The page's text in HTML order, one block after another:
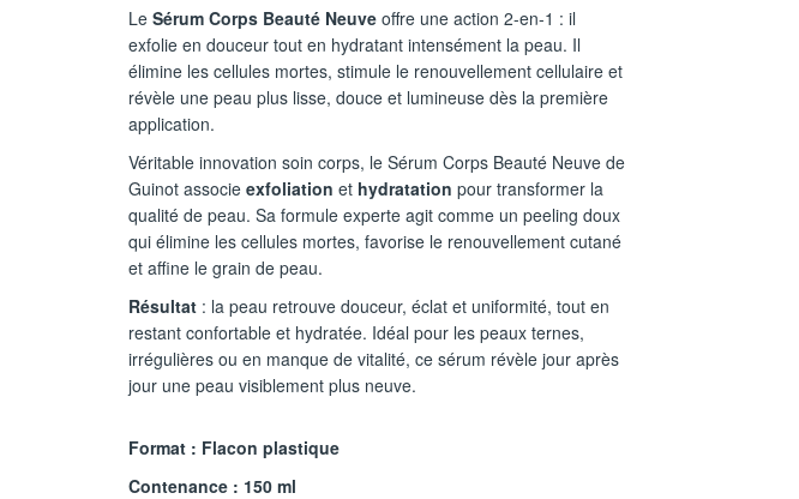
Le Sérum Corps Beauté Neuve offre une action 2-en-1 : il
exfolie en douceur tout en hydratant intensément la peau. Il
élimine les cellules mortes, stimule le renouvellement cellulaire et
révèle une peau plus lisse, douce et lumineuse dès la première
application.
Véritable innovation soin corps, le Sérum Corps Beauté Neuve de
Guinot associe exfoliation et hydratation pour transformer la
qualité de peau. Sa formule experte agit comme un peeling doux
qui élimine les cellules mortes, favorise le renouvellement cutané
et affine le grain de peau.
Résultat : la peau retrouve douceur, éclat et uniformité, tout en
restant confortable et hydratée. Idéal pour les peaux ternes,
irrégulières ou en manque de vitalité, ce sérum révèle jour après
jour une peau visiblement plus neuve.
Format : Flacon plastique
Contenance : 150 ml